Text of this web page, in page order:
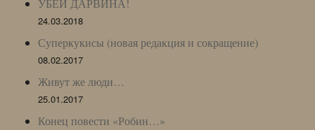
УБЕЙ ДАРВИНА!
24.03.2018
Суперкукисы (новая редакция и сокращение)
08.02.2017
Живут же люди…
25.01.2017
Конец повести «Робин…»